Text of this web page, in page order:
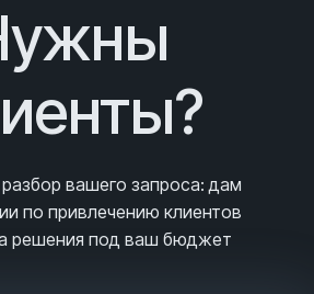
вашего запроса: дам
по привлечению клиентов
решения под ваш бюджет